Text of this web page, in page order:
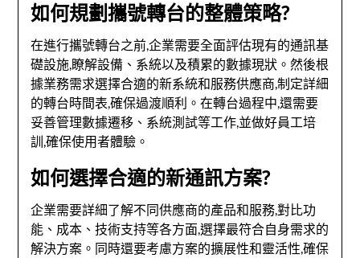
如何規劃攜號轉台的整體策略?
在進行攜號轉台之前,企業需要全面評估現有的通訊基
礎設施,瞭解設備、系統以及積累的數據現狀。然後根
據業務需求選擇合適的新系統和服務供應商,制定詳細
的轉台時間表,確保過渡順利。在轉台過程中,還需要
妥善管理數據遷移、系統測試等工作,並做好員工培
訓,確保使用者體驗。
如何選擇合適的新通訊方案?
企業需要詳細了解不同供應商的產品和服務,對比功
能、成本、技術支持等各方面,選擇最符合自身需求的
解決方案。同時還要考慮方案的擴展性和靈活性,確保